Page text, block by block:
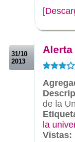
31/10
2013
Alerta
de la
la
Vistas: